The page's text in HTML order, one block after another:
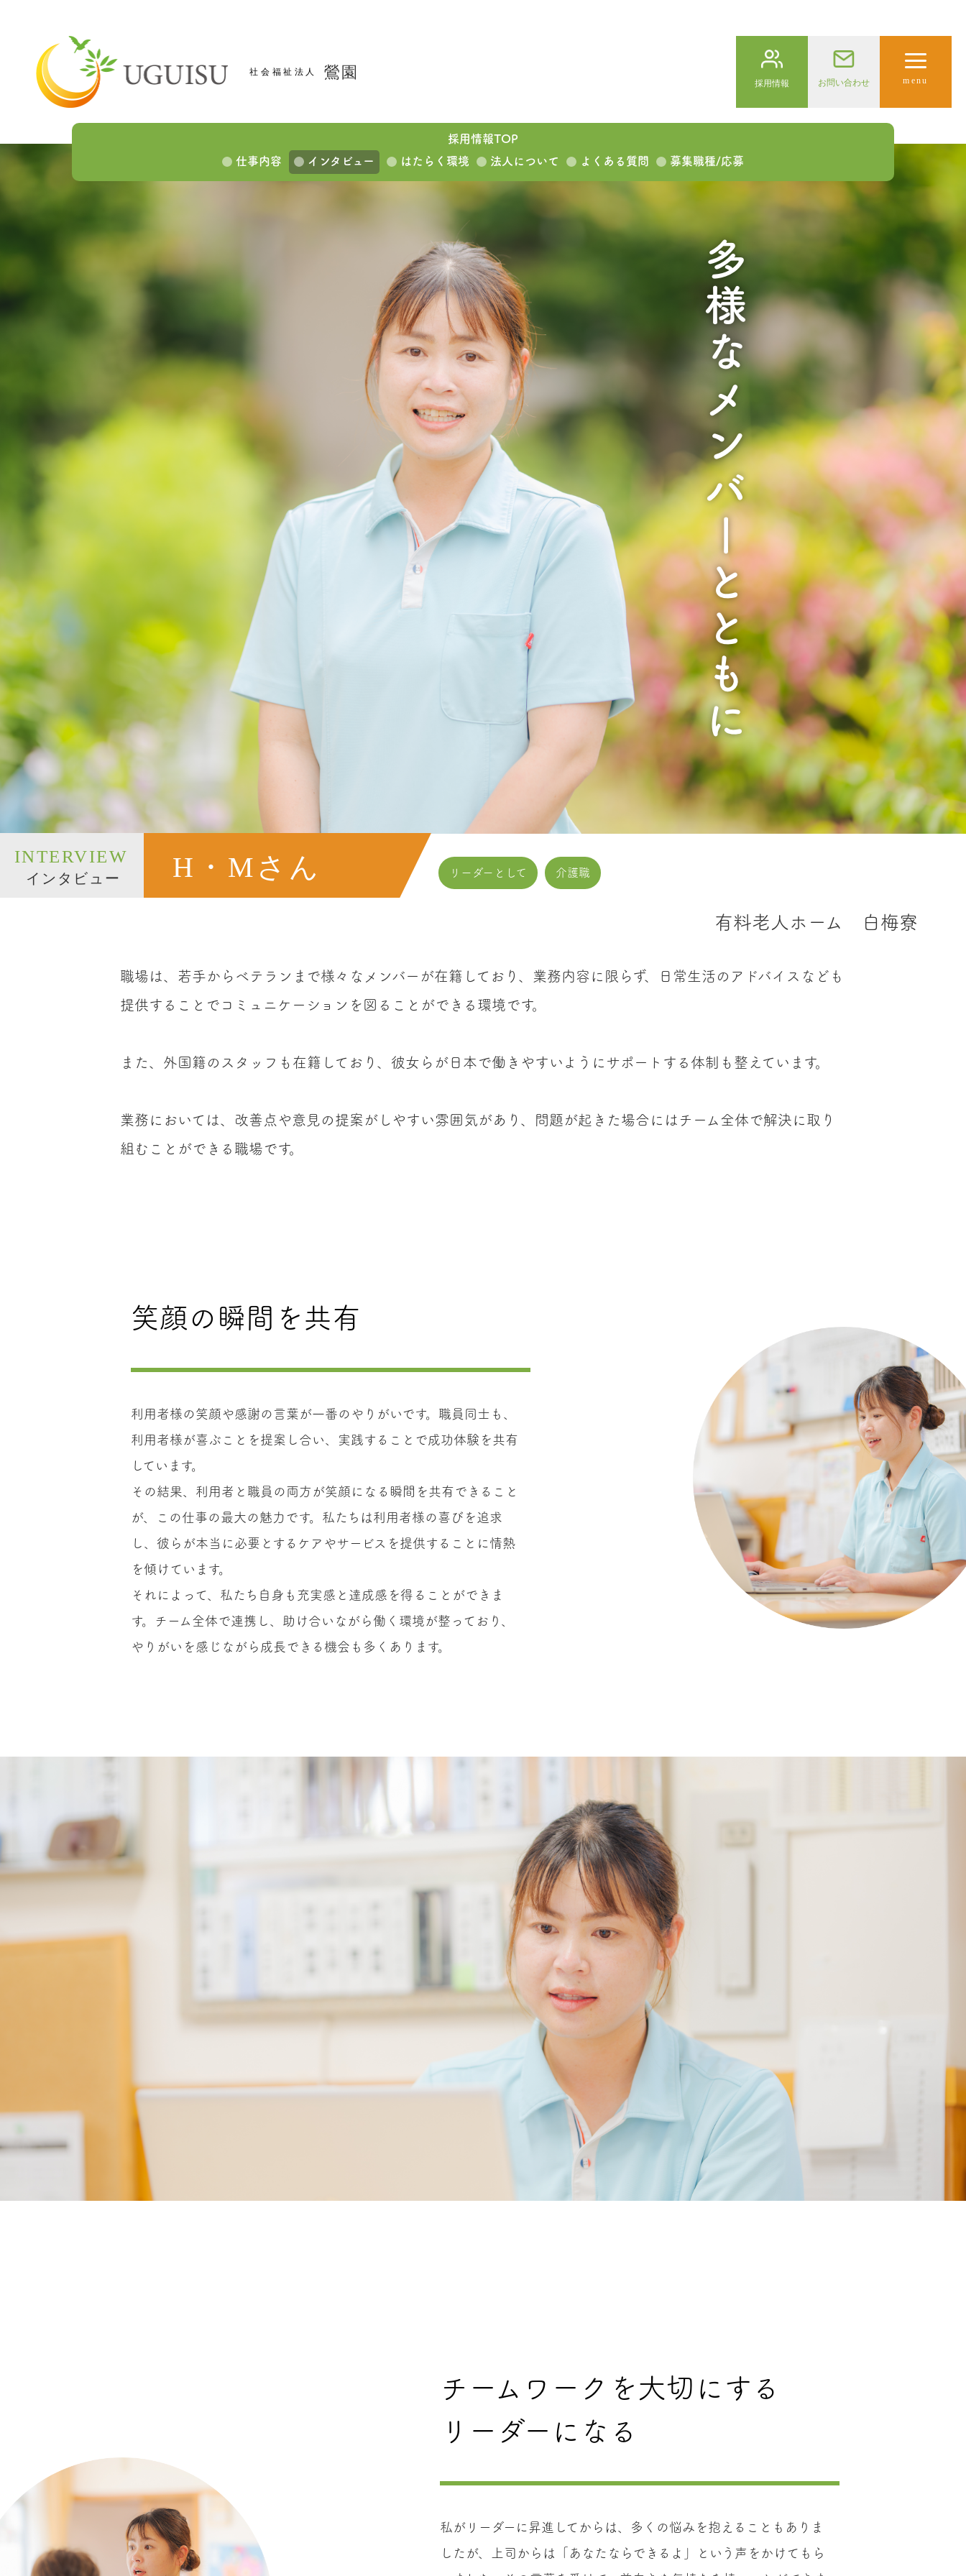
社会福祉法人 鶯園
採用情報 お問い合わせ menu
リーダーとして 介護職
有料老人ホーム 白梅寮
採用情報TOP
仕事内容
インタビュー はたらく環境 法人について よくある質問 募集職種/応募
職場は、若手からベテランまで様々なメンバーが在籍しており、業務内容に限らず、日常生活のアドバイスなども
提供することでコミュニケーションを図ることができる環境です。
また、外国籍のスタッフも在籍しており、彼女らが日本で働きやすいようにサポートする体制も整えています。
業務においては、改善点や意見の提案がしやすい雰囲気があり、問題が起きた場合にはチーム全体で解決に取り
組むことができる職場です。
笑顔の瞬間を共有
利用者様の笑顔や感謝の言葉が一番のやりがいです。職員同士も、
利用者様が喜ぶことを提案し合い、実践することで成功体験を共有
しています。
その結果、利用者と職員の両方が笑顔になる瞬間を共有できること
が、この仕事の最大の魅力です。私たちは利用者様の喜びを追求
し、彼らが本当に必要とするケアやサービスを提供することに情熱
を傾けています。
それによって、私たち自身も充実感と達成感を得ることができま
す。チーム全体で連携し、助け合いながら働く環境が整っており、
やりがいを感じながら成長できる機会も多くあります。
チームワークを大切にする
リーダーになる
私がリーダーに昇進してからは、多くの悩みを抱えることもありま
したが、上司からは「あなたならできるよ」という声をかけてもら